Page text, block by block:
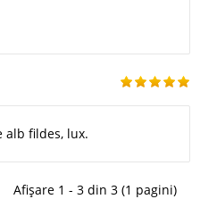
alb fildes, lux.
Afișare 1 - 3 din 3 (1 pagini)